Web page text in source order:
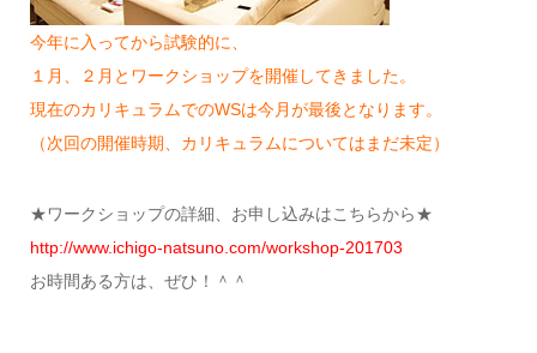
今年に入ってから試験的に、
１月、２月とワークショップを開催してきました。
現在のカリキュラムでのWSは今月が最後となります。
（次回の開催時期、カリキュラムについてはまだ未定）
★ワークショップの詳細、お申し込みはこちらから★
http://www.ichigo-natsuno.com/workshop-201703
お時間ある方は、ぜひ！＾＾